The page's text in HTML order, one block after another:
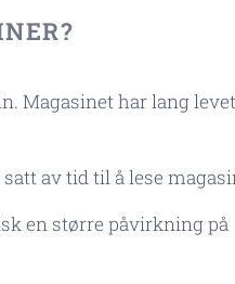
Magasinet har lang
av tid til å lese
en større påvirkning på